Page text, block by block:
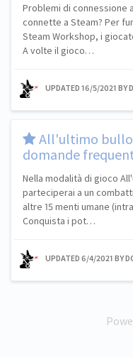
Problemi di connessione
connette a Steam? Per
Steam Workshop, i
A volte il gioco…
UPDATED 16/5/2021 BY
​All'ultimo
domande
Nella modalità di gioco
parteciperai a un
altre 15 menti umane
Conquista i pot…
UPDATED 6/4/2021 BY